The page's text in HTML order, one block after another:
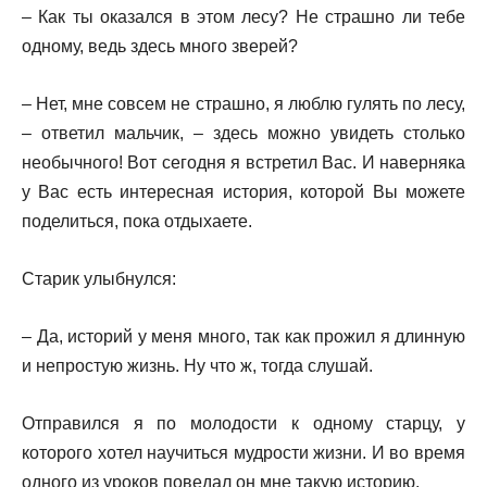
– Как ты оказался в этом лесу? Не страшно ли тебе
одному, ведь здесь много зверей?
– Нет, мне совсем не страшно, я люблю гулять по лесу,
– ответил мальчик, – здесь можно увидеть столько
необычного! Вот сегодня я встретил Вас. И наверняка
у Вас есть интересная история, которой Вы можете
поделиться, пока отдыхаете.
Старик улыбнулся:
– Да, историй у меня много, так как прожил я длинную
и непростую жизнь. Ну что ж, тогда слушай.
Отправился я по молодости к одному старцу, у
которого хотел научиться мудрости жизни. И во время
одного из уроков поведал он мне такую историю.